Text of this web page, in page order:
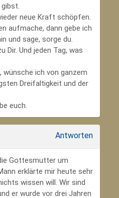
neue Kraft schöpfen.
aufmache, dann gebe ich
und sage, sorge du.
Dir. Und jeden Tag, was
wünsche ich von ganzem
Dreifaltigkeit und der
euch.
Antworten
Gottesmutter um
erklärte mir heute sehr
wissen will. Wir sind
er wurde vor drei Jahren